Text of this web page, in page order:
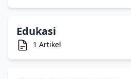
Edukasi
1 Artikel